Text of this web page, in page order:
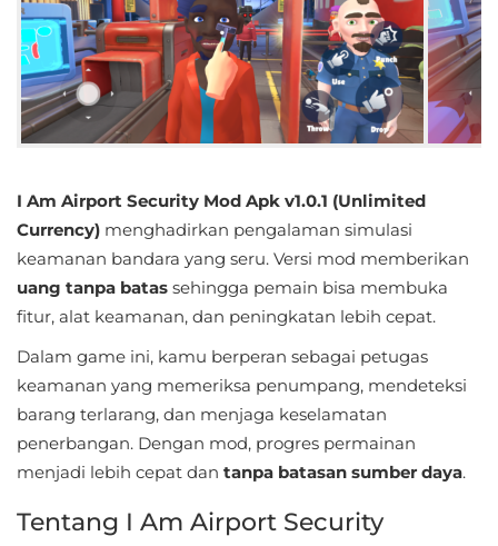
First
Person
Horror
Music
Puzzle
Racing
Role
Sandbox
I Am Airport Security Mod Apk v1.0.1 (Unlimited
Currency) menghadirkan pengalaman simulasi
keamanan bandara yang seru. Versi mod memberikan
uang tanpa batas sehingga pemain bisa membuka
fitur, alat keamanan, dan peningkatan lebih cepat.
Dalam game ini, kamu berperan sebagai petugas
keamanan yang memeriksa penumpang, mendeteksi
barang terlarang, dan menjaga keselamatan
penerbangan. Dengan mod, progres permainan
menjadi lebih cepat dan tanpa batasan sumber daya.
Tentang I Am Airport Security